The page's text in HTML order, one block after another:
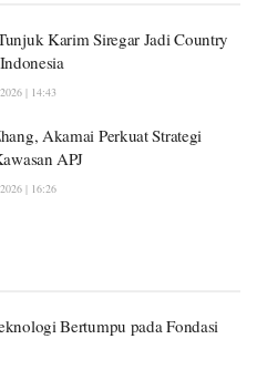
Karim Siregar Jadi Country
| 14:43
Akamai Perkuat Strategi
APJ
| 16:26
Bertumpu pada Fondasi